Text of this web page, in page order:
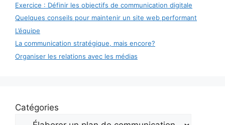
Exercice : Définir les objectifs de communication digitale
Quelques conseils pour maintenir un site web performant
L’équipe
La communication stratégique, mais encore?
Organiser les relations avec les médias
Catégories